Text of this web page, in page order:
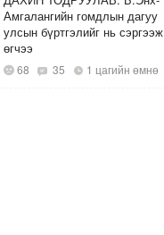
Амгалангийн гомдлын дагуу
улсын бүртгэлийг нь сэргээж
өгчээ
68 35 1 цагийн өмнө